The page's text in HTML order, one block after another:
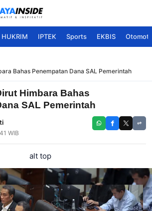
HUKRIM IPTEK Sports EKBIS
Bahas Penempatan Dana SAL Pemerintah
Himbara Bahas
SAL Pemerintah
WIB
alt top